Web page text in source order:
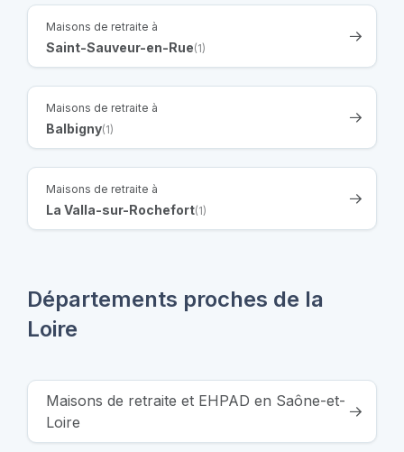
Maisons de retraite à
Saint-Sauveur-en-Rue(1)
Maisons de retraite à
Balbigny(1)
Maisons de retraite à
La Valla-sur-Rochefort(1)
Départements proches de la
Loire
Maisons de retraite et EHPAD en Saône-et-
Loire